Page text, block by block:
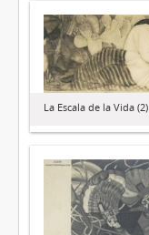
La Escala de la Vida (2)